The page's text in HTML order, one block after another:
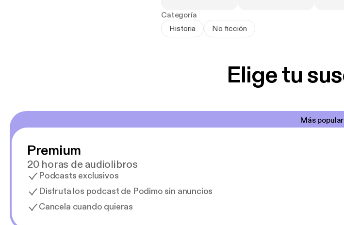
Categoría
Historia
No ficción
Elige tu
Más
Premium
20 horas de audiolibros
Podcasts exclusivos
Disfruta los podcast de Podimo sin anuncios
Cancela cuando quieras